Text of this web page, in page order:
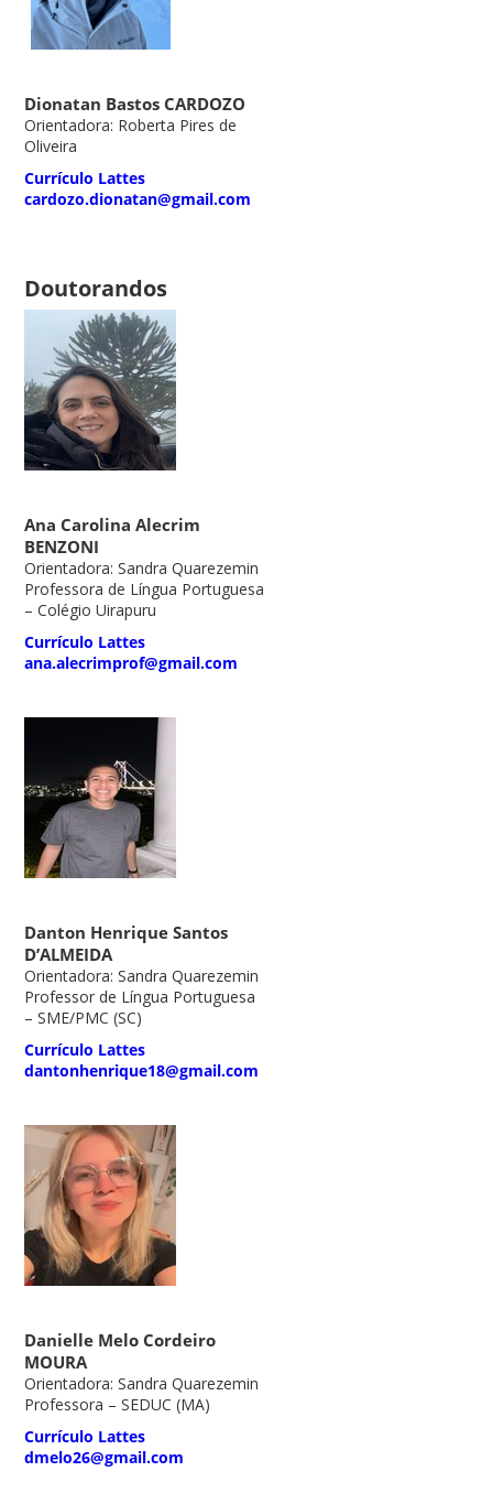
Dionatan Bastos CARDOZO
Orientadora: Roberta Pires de
Oliveira
Currículo Lattes
cardozo.dionatan@gmail.com
Doutorandos
Ana Carolina Alecrim
BENZONI
Orientadora: Sandra Quarezemin
Professora de Língua Portuguesa
– Colégio Uirapuru
Currículo Lattes
ana.alecrimprof@gmail.com
Danton Henrique Santos
D’ALMEIDA
Orientadora: Sandra Quarezemin
Professor de Língua Portuguesa
– SME/PMC (SC)
Currículo Lattes
dantonhenrique18@gmail.com
Danielle Melo Cordeiro
MOURA
Orientadora: Sandra Quarezemin
Professora – SEDUC (MA)
Currículo Lattes
dmelo26@gmail.com